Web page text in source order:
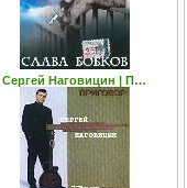
Сергей Наговицин | П…